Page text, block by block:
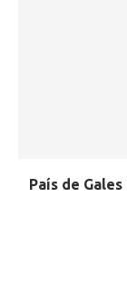
País de